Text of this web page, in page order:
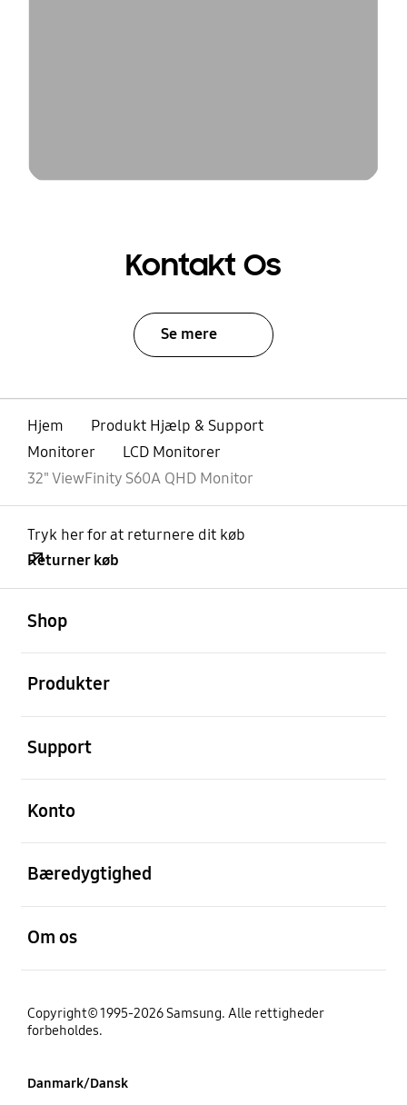
Kontakt Os
Se mere
Hjem
Produkt Hjælp & Support
Monitorer
LCD Monitorer
32" ViewFinity S60A QHD Monitor
Tryk her for at returnere dit køb
Returner køb
Shop
Produkter
Support
Konto
Bæredygtighed
Om os
Copyright© 1995-2026 Samsung. Alle rettigheder
forbeholdes.
Danmark/Dansk